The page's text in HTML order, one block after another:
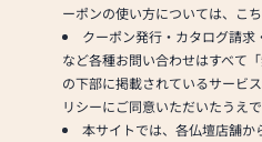
ーポンの使い方については、こ
クーポン発行・カタログ請
など各種お問い合わせはすべて
の下部に掲載されているサービ
リシーにご同意いただいたうえ
本サイトでは、各仏壇店舗